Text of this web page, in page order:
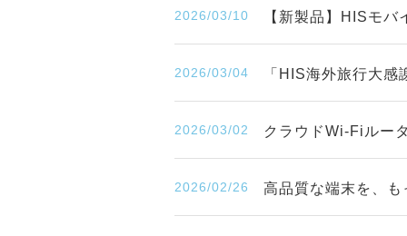
2026/03/10 【新製品】HISモ
2026/03/04 「HIS海外旅行大感
2026/03/02 クラウドWi-Fiルー
2026/02/26 高品質な端末を、